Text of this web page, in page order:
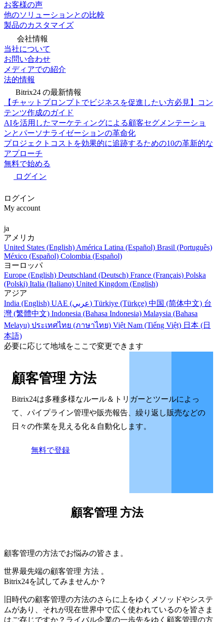
お客様の声
他のソリューションとの比較
製品のカスタマイズ
会社情報
当社について
お問い合わせ
メディアでの紹介
法的情報
Bitrix24 の最新情報
【チャットプロンプトでビジネスを促進したい方必見】コン
テンツ作成のガイド
AIを活用したマーケティングによる顧客セグメンテーショ
ンとパーソナライゼーションの革命化
プロジェクトコストを効果的に追跡するための10の革新的な
アプローチ
無料で始める
ログイン
ログイン
My account
ja
アメリカ
United States (English) América Latina (Español) Brasil (Português)
México (Español) Colombia (Español)
ヨーロッパ
Europe (English) Deutschland (Deutsch) France (Français) Polska
(Polski) Italia (Italiano) United Kingdom (English)
アジア
India (English)
UAE (عربي) Türkiye (Türkçe) 中国 (简体中文) 台
灣 (繁體中文) Indonesia (Bahasa Indonesia) Malaysia (Bahasa
Melayu) ประเทศไทย (ภาษาไทย) Việt Nam (Tiếng Việt) 日本 (日
本語)
必要に応じて地域をここで変更できます
顧客管理 方法
Bitrix24は多種多様なルール＆トリガーとツールによっ
て、パイプライン管理や販売報告、繰り返し販売などの
日々の作業を見える化＆自動化します。
無料で登録
顧客管理 方法
顧客管理の方法でお悩みの皆さま。
世界最先端の顧客管理 方法 。
Bitrix24を試してみませんか？
旧時代の顧客管理の方法のさらに上をゆくメソッドやシステ
ムがあり、それが現在世界中で広く使われているのを皆さま
はご存じですか？ライバル企業の一歩先をゆく顧客管理の方